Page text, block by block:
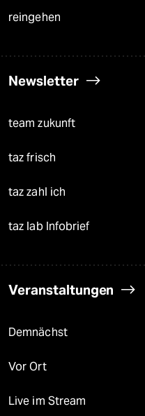
reingehen
Newsletter
team zukunft
taz frisch
taz zahl ich
taz lab Infobrief
Veranstaltungen
Demnächst
Vor Ort
Live im Stream